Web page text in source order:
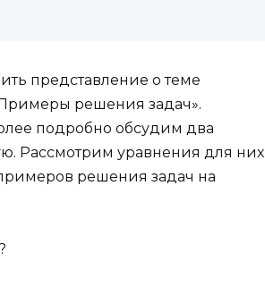
представление о теме
решения задач».
подробно обсудим два
Рассмотрим уравнения для них
решения задач на